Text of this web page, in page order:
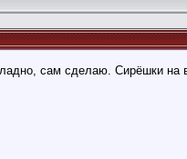
сам сделаю. Сирёшки на